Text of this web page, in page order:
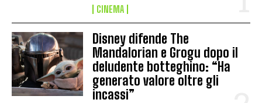
CINEMA
Disney difende The
Mandalorian e Grogu dopo il
deludente botteghino: “Ha
generato valore oltre gli
incassi”